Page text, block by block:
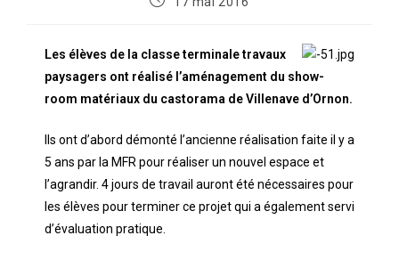
Les élèves de la classe terminale travaux
paysagers ont réalisé l’aménagement du show-
room matériaux du castorama de Villenave d’Ornon.
Ils ont d’abord démonté l’ancienne réalisation faite il y a
5 ans par la MFR pour réaliser un nouvel espace et
l’agrandir. 4 jours de travail auront été nécessaires pour
les élèves pour terminer ce projet qui a également servi
d’évaluation pratique.